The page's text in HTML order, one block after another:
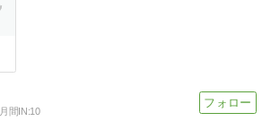
月間IN:10